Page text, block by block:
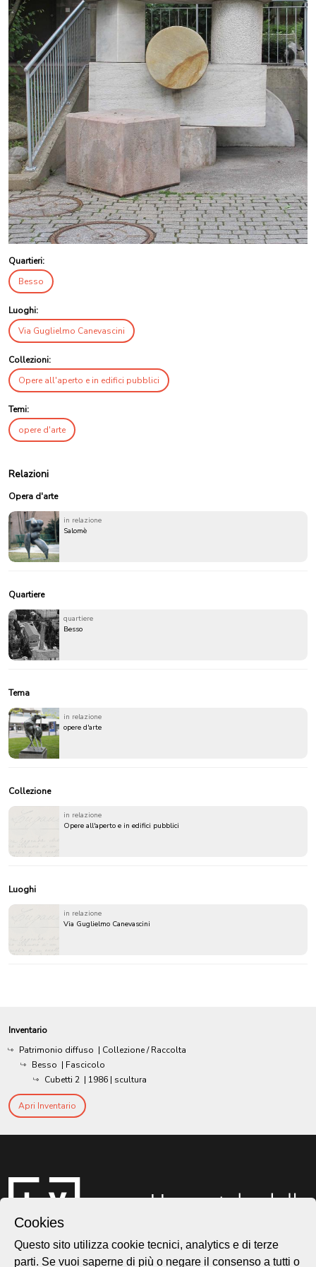
Quartieri:
Besso
Luoghi:
Via Guglielmo Canevascini
Collezioni:
Opere all'aperto e in edifici pubblici
Temi:
opere d'arte
Relazioni
Opera d'arte
in relazione
Salomè
Quartiere
quartiere
Besso
Tema
in relazione
opere d'arte
Collezione
in relazione
Opere all'aperto e in edifici pubblici
Luoghi
in relazione
Via Guglielmo Canevascini
Inventario
Patrimonio diffuso | Collezione / Raccolta
Besso | Fascicolo
Cubetti 2 | 1986 | scultura
Apri Inventario
Cookies
Questo sito utilizza cookie tecnici, analytics e di terze
parti. Se vuoi saperne di più o negare il consenso a tutti o